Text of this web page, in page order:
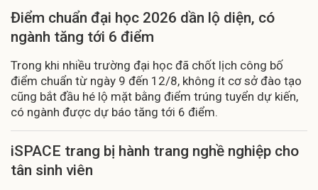
Điểm chuẩn đại học 2026 dần lộ diện, có
ngành tăng tới 6 điểm
Trong khi nhiều trường đại học đã chốt lịch công bố
điểm chuẩn từ ngày 9 đến 12/8, không ít cơ sở đào tạo
cũng bắt đầu hé lộ mặt bằng điểm trúng tuyển dự kiến,
có ngành được dự báo tăng tới 6 điểm.
iSPACE trang bị hành trang nghề nghiệp cho
tân sinh viên